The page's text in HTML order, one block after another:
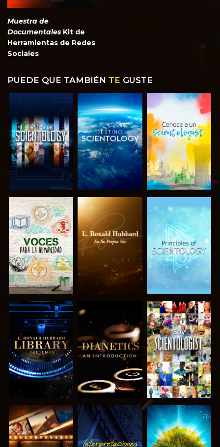
Muestra de
Documentales Kit de
Herramientas de Redes
Sociales
PUEDE QUE TAMBIÉN TE GUSTE
EXPLORA LAS
SERIES
EXPLORA LAS
SERIES
EXPLORA LAS
SERIES
EXPLORA LAS
SERIES
EXPLORA LAS
SERIES
VE
EXPLORA LAS
SERIES
VE
EXPLORA LAS
SERIES